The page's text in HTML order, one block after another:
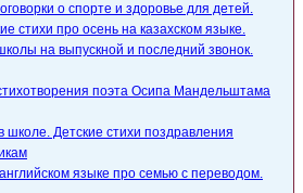
о спорте и здоровье для детей.
стихи про осень на казахском языке.
на выпускной и последний звонок.
поэта Осипа Мандельштама
школе. Детские стихи поздравления
языке про семью с переводом.